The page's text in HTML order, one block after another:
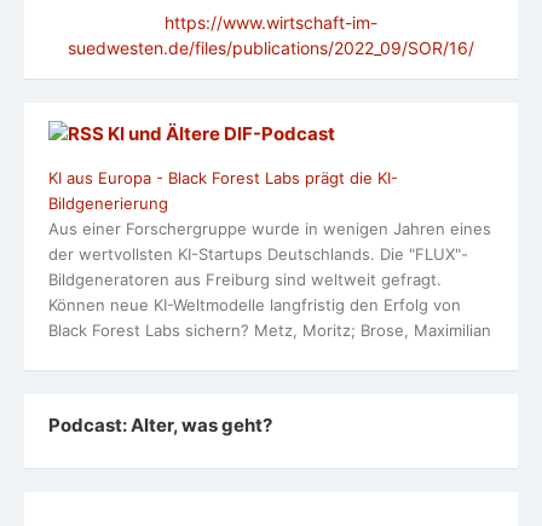
https://www.wirtschaft-im-
suedwesten.de/files/publications/2022_09/SOR/16/
KI und Ältere DlF-Podcast
KI aus Europa - Black Forest Labs prägt die KI-
Bildgenerierung
Aus einer Forschergruppe wurde in wenigen Jahren eines
der wertvollsten KI-Startups Deutschlands. Die "FLUX"-
Bildgeneratoren aus Freiburg sind weltweit gefragt.
Können neue KI-Weltmodelle langfristig den Erfolg von
Black Forest Labs sichern? Metz, Moritz; Brose, Maximilian
Podcast: Alter, was geht?